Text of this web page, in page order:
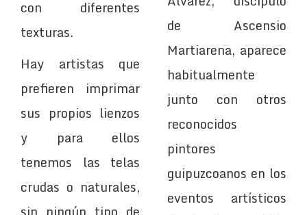
con diferentes
texturas.
Hay artistas que
prefieren imprimar
sus propios lienzos
y para ellos
tenemos las telas
crudas o naturales,
de Ascensio
Martiarena, aparece
habitualmente
junto con otros
reconocidos
pintores
guipuzcoanos en los
eventos artísticos